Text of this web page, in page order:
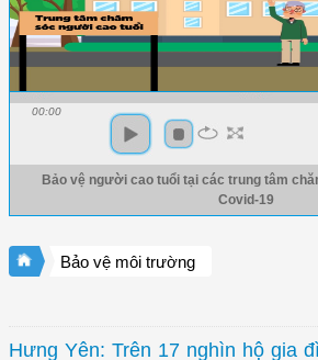
00:00
Bảo vệ người cao tuổi tại các trung tâm
Covid-19
Bảo vệ môi trường
Hưng Yên: Trên 17 nghìn hộ gia